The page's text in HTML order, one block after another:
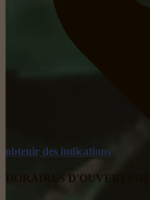
obtenir des indications
HORAIRES D'OUVERTURE: